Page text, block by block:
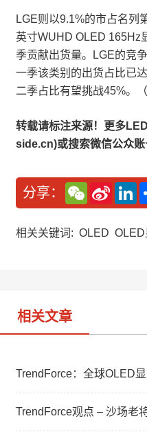
LGE则以9.1%的市占名列
英寸WUHD OLED 165Hz
季贡献出货量。LGE的竞
一季该类别的出货占比已
二季占比有望挑战45%。
转载请标注来源！更多
side.cn)或搜索微信公众账
分享：
W
e
C
a
S
n
W
L
n
e
相关关键词: OLED
相关文章
TrendForce：全球OLED
TrendForce观点 – 沙场老